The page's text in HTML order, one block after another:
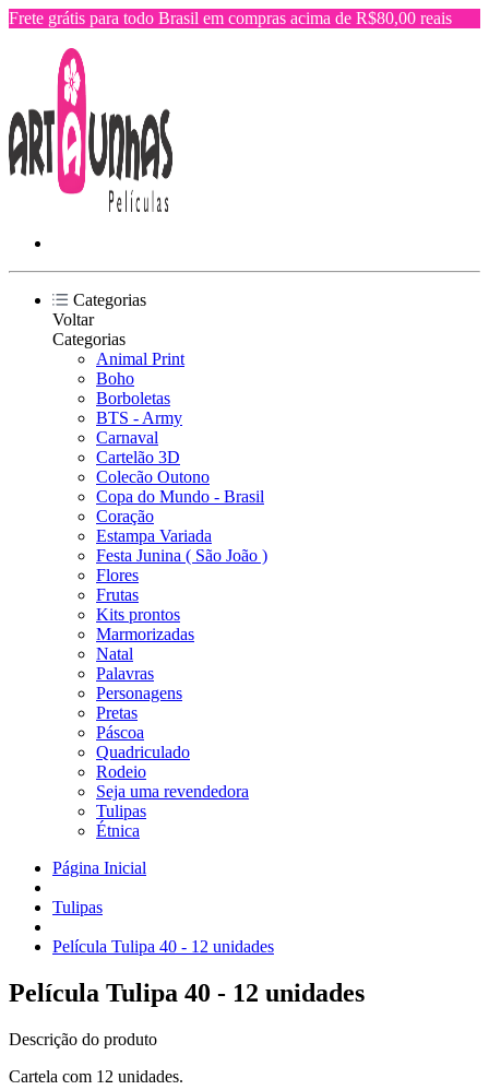
Frete grátis para todo Brasil em compras acima de R$80,00 reais
Categorias
Voltar
Categorias
Animal Print
Boho
Borboletas
BTS - Army
Carnaval
Cartelão 3D
Colecão Outono
Copa do Mundo - Brasil
Coração
Estampa Variada
Festa Junina ( São João )
Flores
Frutas
Kits prontos
Marmorizadas
Natal
Palavras
Personagens
Pretas
Páscoa
Quadriculado
Rodeio
Seja uma revendedora
Tulipas
Étnica
Página Inicial
Tulipas
Película Tulipa 40 - 12 unidades
Película Tulipa 40 - 12 unidades
Descrição do produto
Cartela com 12 unidades.